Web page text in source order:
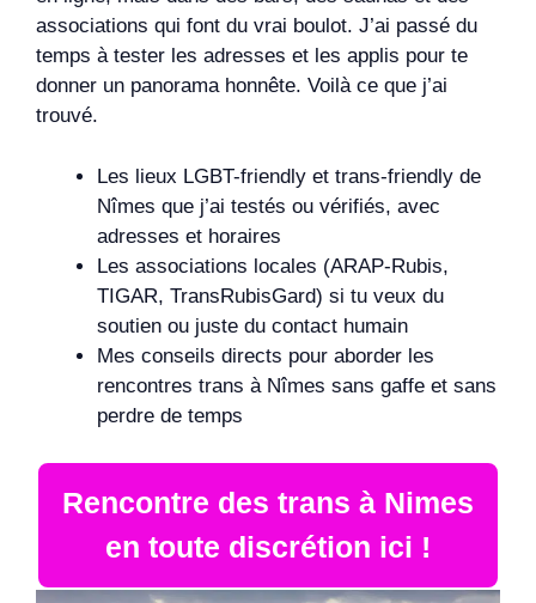
associations qui font du vrai boulot. J’ai passé du
temps à tester les adresses et les applis pour te
donner un panorama honnête. Voilà ce que j’ai
trouvé.
Les lieux LGBT-friendly et trans-friendly de
Nîmes que j’ai testés ou vérifiés, avec
adresses et horaires
Les associations locales (ARAP-Rubis,
TIGAR, TransRubisGard) si tu veux du
soutien ou juste du contact humain
Mes conseils directs pour aborder les
rencontres trans à Nîmes sans gaffe et sans
perdre de temps
Rencontre des trans à Nimes
en toute discrétion ici !